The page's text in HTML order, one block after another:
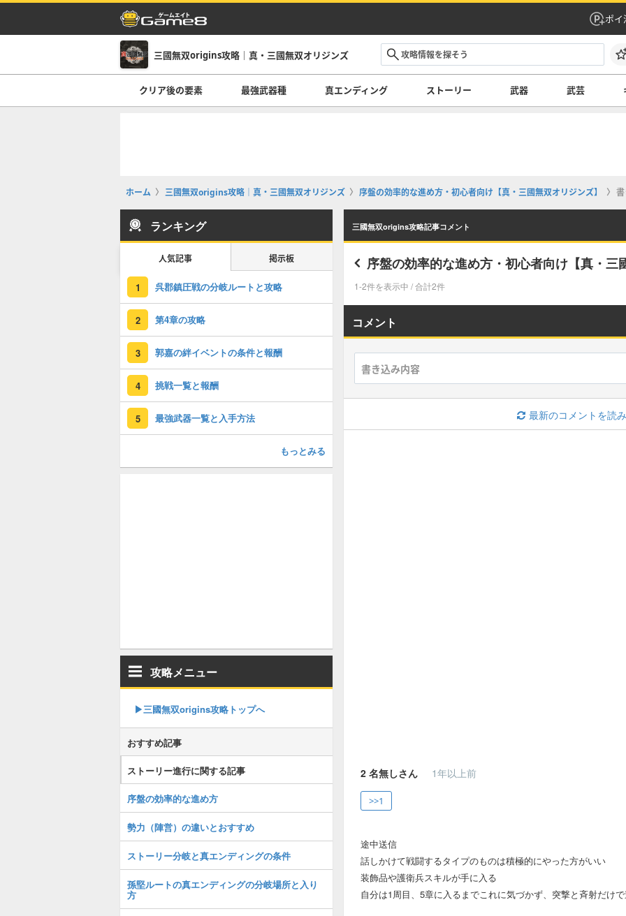
ポイ
三國無双origins攻略｜真・三國無双オリジンズ
クリア後の要素 最強武器種 真エンディング ストーリー 武器 武芸
ホーム 三國無双origins攻略｜真・三國無双オリジンズ 序盤の効率的な進め方・初心者向け【真・三國無双オリジンズ】
三國無双origins攻略記事コメント
序盤の効率的な進め方・初心者向け【真・三
1-2件を表示中 / 合計2件
コメント
最新のコメントを読
2 名無しさん 1年以上前
>>1
途中送信
話しかけて戦闘するタイプのものは積極的にやった方がいい
装飾品や護衛兵スキルが手に入る
自分は1周目、5章に入るまでこれに気づかず、突撃と斉射だけ
ランキング
人気記事 掲示板
1 呉郡鎮圧戦の分岐ルートと攻略
2 第4章の攻略
3 郭嘉の絆イベントの条件と報酬
4 挑戦一覧と報酬
5 最強武器一覧と入手方法
もっとみる
攻略メニュー
▶︎三國無双origins攻略トップへ
おすすめ記事
ストーリー進行に関する記事
序盤の効率的な進め方
勢力（陣営）の違いとおすすめ
ストーリー分岐と真エンディングの条件
孫堅ルートの真エンディングの分岐場所と入り
方